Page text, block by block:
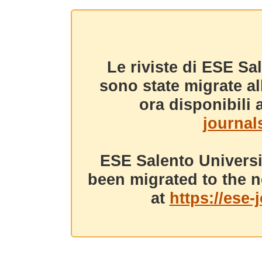
Le riviste di ESE
sono state migrate
ora disponibili
ESE Salento
been migrated to the
at https://